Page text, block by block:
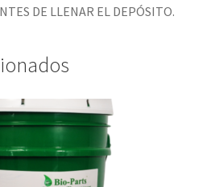
DE LLENAR EL DEPÓSITO.